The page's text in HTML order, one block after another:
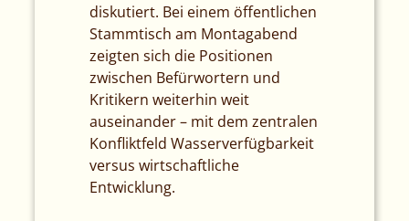
diskutiert. Bei einem öffentlichen
Stammtisch am Montagabend
zeigten sich die Positionen
zwischen Befürwortern und
Kritikern weiterhin weit
auseinander – mit dem zentralen
Konfliktfeld Wasserverfügbarkeit
versus wirtschaftliche
Entwicklung.